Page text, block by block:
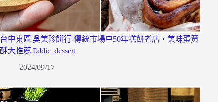
台中東區|吳美珍餅行-傳統市場中50年糕餅老店，美味蛋黃
酥大推薦|Eddie_dessert
2024/09/17